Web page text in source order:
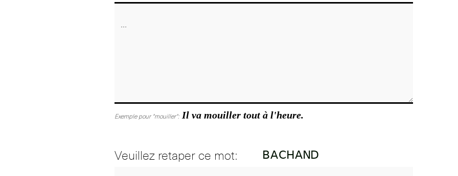
Exemple pour "mouiller": Il va mouiller tout à l'heure.
Veuillez retaper ce mot: